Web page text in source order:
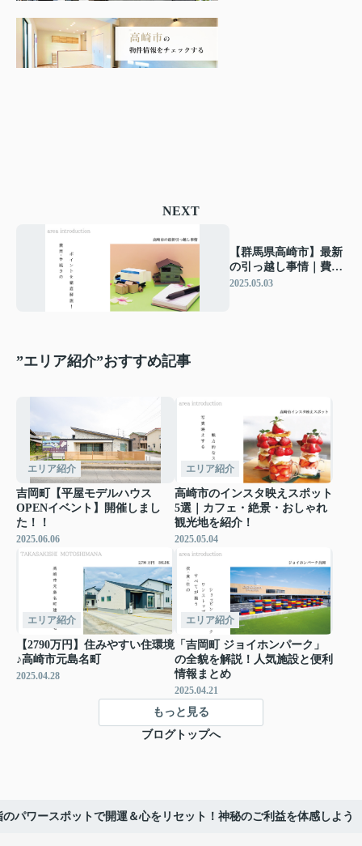
NEXT
【群馬県高崎市】最新
の引っ越し事情｜費
用・手続き・住みやす
2025.05.03
”エリア紹介”おすすめ記事
エリア紹介
吉岡町【平屋モデルハウス
OPENイベント】開催しまし
た！！
2025.06.06
エリア紹介
高崎市のインスタ映えスポット
5選｜カフェ・絶景・おしゃれ
観光地を紹介！
2025.05.04
エリア紹介
【2790万円】住みやすい住環境
♪高崎市元島名町
2025.04.28
エリア紹介
「吉岡町 ジョイホンパーク」
の全貌を解説！人気施設と便利
情報まとめ
2025.04.21
もっと見る
ブログトップへ
パワースポットで開運＆心をリセット！神秘のご利益を体感しよう